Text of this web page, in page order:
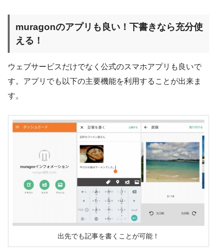
muragonのアプリも良い！下書きなら充分使
える！
ウェブサービスだけでなく公式のスマホアプリも良いで
す。アプリでも以下の主要機能を利用することが出来ま
す。
出先でも記事を書くことが可能！